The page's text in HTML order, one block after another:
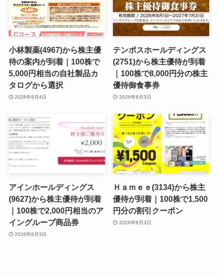
小林製薬(4967)から株主優
待の案内が到着｜100株で
5,000円相当の自社製品カ
タログから選択
2026年8月4日
テンポスホールディングス
(2751)から株主優待が到着
｜100株で8,000円分の株主
優待御食事券
2026年8月3日
アインホールディングス
(9627)から株主優待が到着
｜100株で2,000円相当のア
イングループ商品券
2026年8月3日
Ｈａｍｅｅ(3134)から株主
優待が到着｜100株で1,500
円分の割引クーポン
2026年8月3日